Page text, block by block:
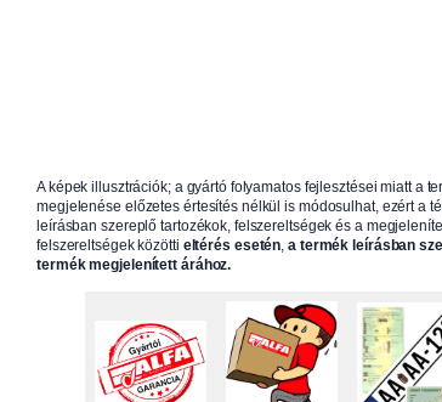
A képek illusztrációk; a gyártó folyamatos fejlesztései miatt a
megjelenése előzetes értesítés nélkül is módosulhat, ezért a
leírásban szereplő tartozékok, felszereltségek és a
felszereltségek közötti eltérés esetén,a termék leírásban
termék megjelenített árához.